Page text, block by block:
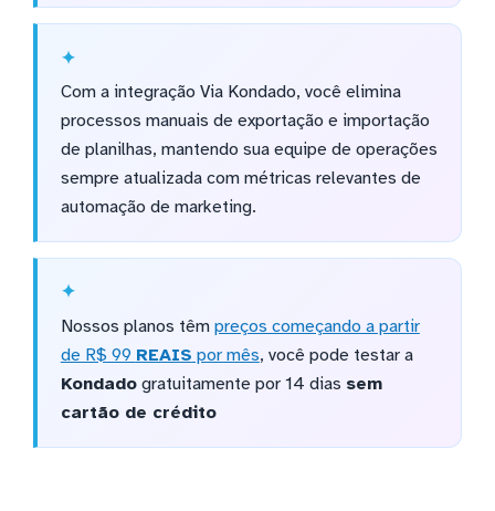
Com a integração Via Kondado, você elimina
processos manuais de exportação e importação
de planilhas, mantendo sua equipe de operações
sempre atualizada com métricas relevantes de
automação de marketing.
Nossos planos têm preços começando a partir
de R$ 99 REAIS por mês, você pode testar a
Kondadogratuitamente por 14 dias sem
cartão de crédito